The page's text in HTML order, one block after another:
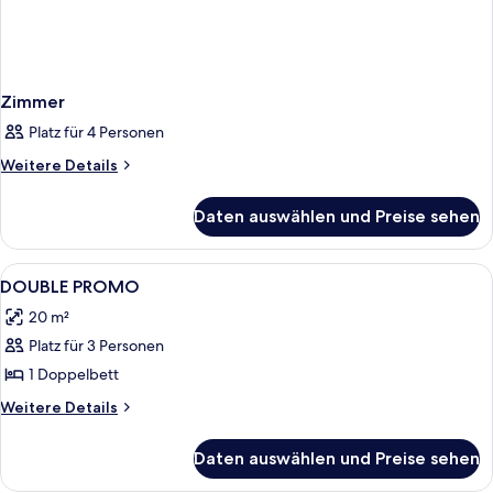
Zimmer
Platz für 4 Personen
Weitere Details
Weitere
Daten auswählen und Preise sehen
Alle
Fotos
für
DOUBLE
PROMO
anzeigen
Minibar (mit einigen kostenlosen
2
DOUBLE PROMO
20 m²
Platz für 3 Personen
1 Doppelbett
Weitere Details
Weitere
PROMO
Daten auswählen und Preise sehen